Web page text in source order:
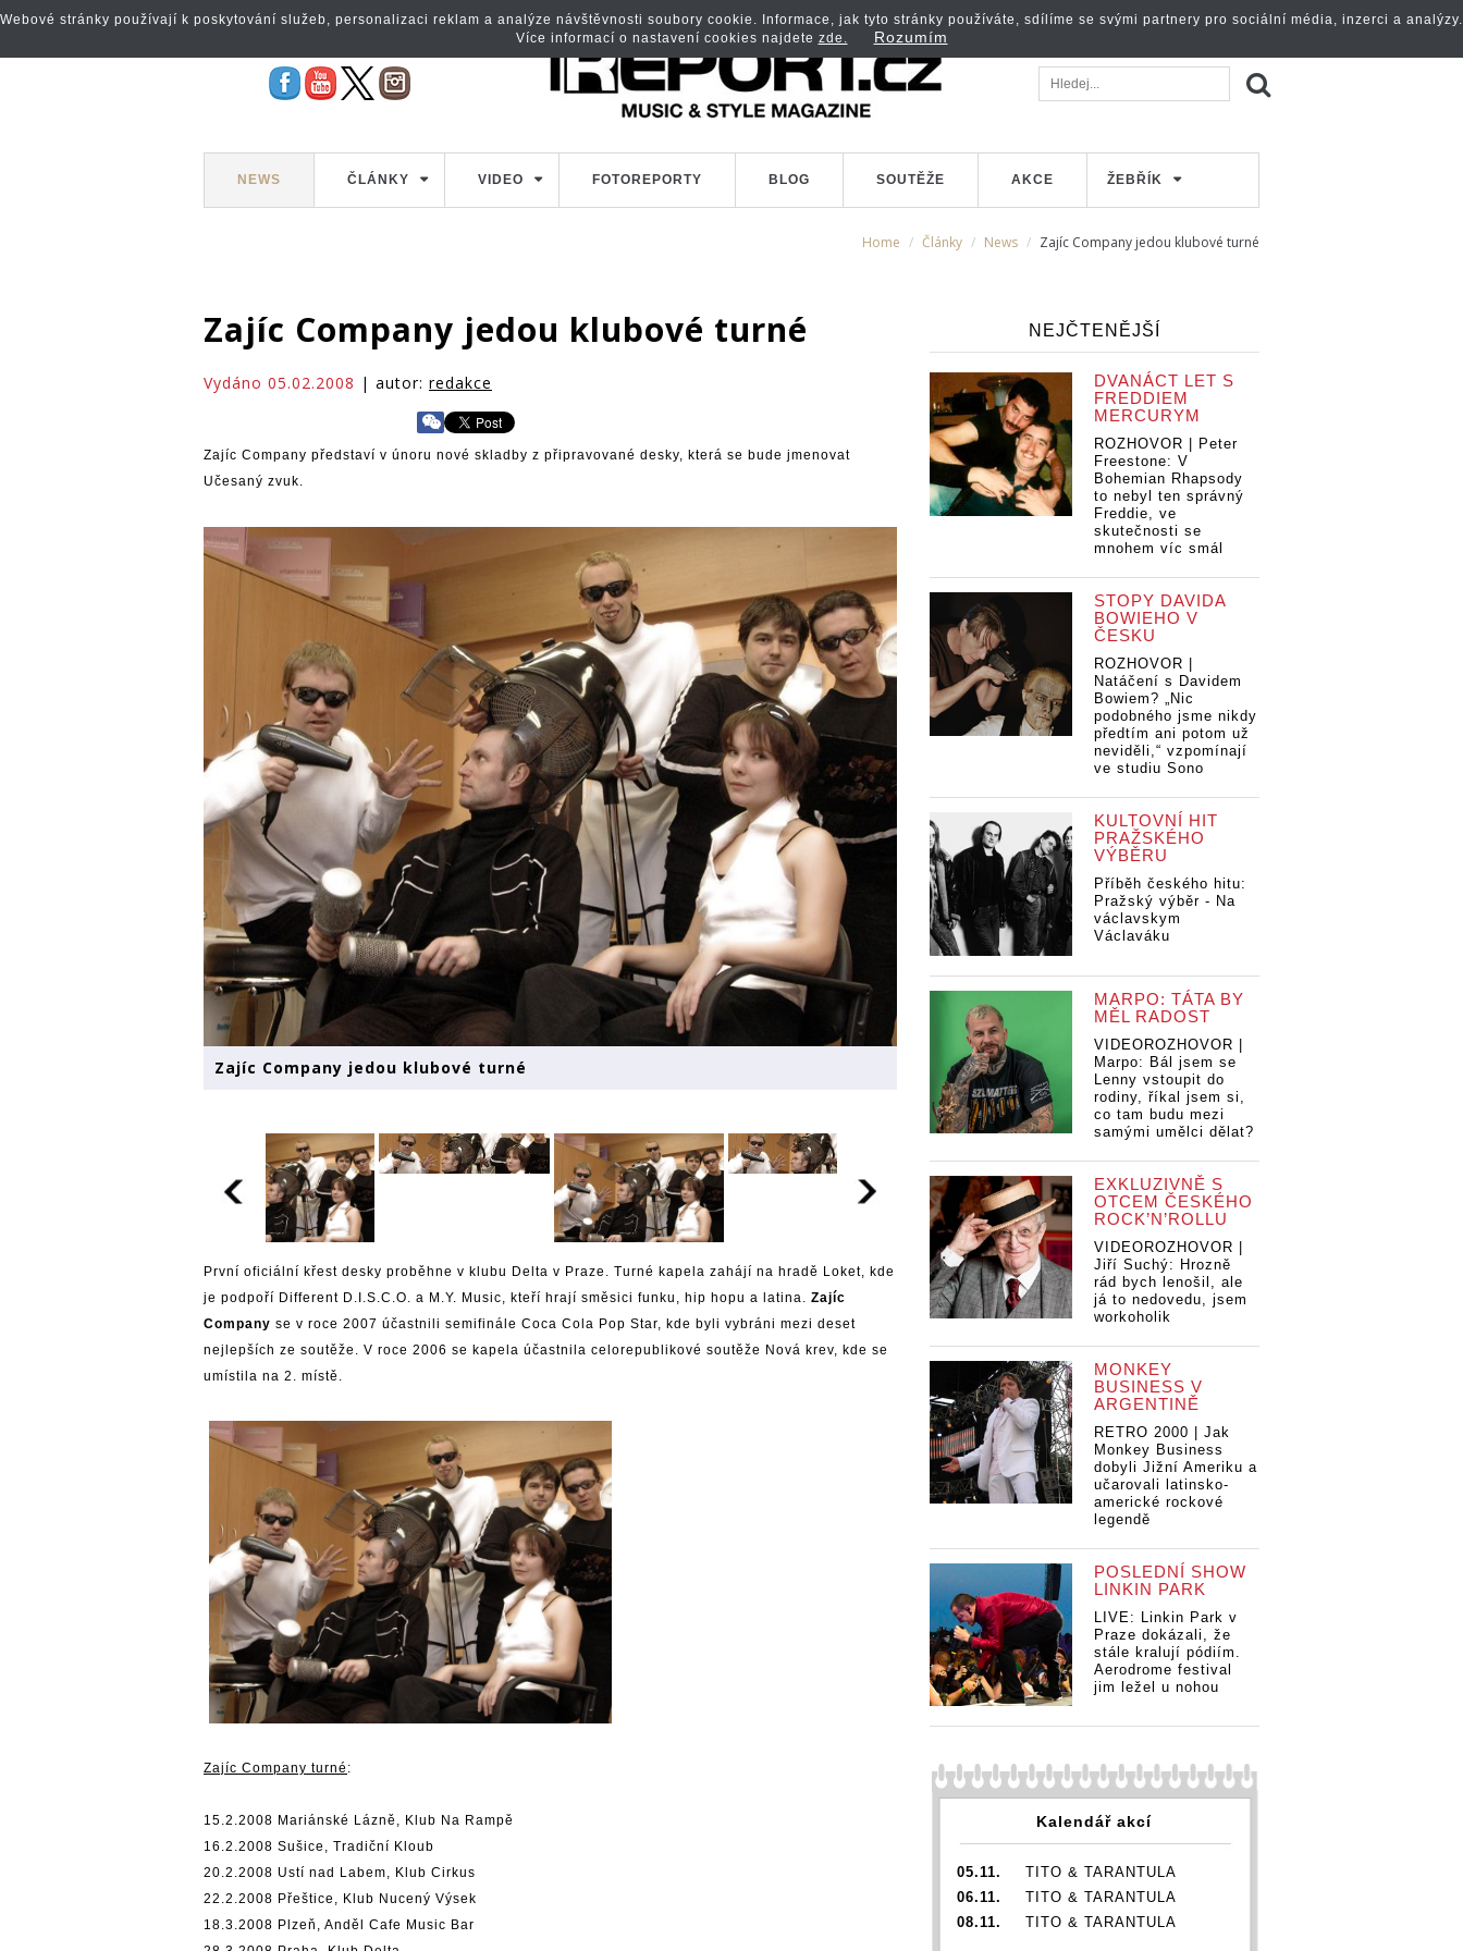
NEWS ČLÁNKY VIDEO FOTOREPORTY BLOG SOUTĚŽE AKCE ŽEBŘÍK
Home Články News Zajíc Company jedou klubové turné
Zajíc Company jedou klubové turné
Vydáno 05.02.2008 | autor: redakce
Zajíc Company představí v únoru nové skladby z připravované desky, která se bude jmenovat
Učesaný zvuk.
Zajíc Company jedou klubové turné
První oficiální křest desky proběhne v klubu Delta v Praze. Turné kapela zahájí na hradě Loket, kde
je podpoří Different D.I.S.C.O. a M.Y. Music, kteří hrají směsici funku, hip hopu a latina. Zajíc
Company se v roce 2007 účastnili semifinále Coca Cola Pop Star, kde byli vybráni mezi deset
nejlepších ze soutěže. V roce 2006 se kapela účastnila celorepublikové soutěže Nová krev, kde se
umístila na 2. místě.
Zajíc Company turné :
15.2.2008 Mariánské Lázně, Klub Na Rampě
16.2.2008 Sušice, Tradiční Kloub
20.2.2008 Ustí nad Labem, Klub Cirkus
22.2.2008 Přeštice, Klub Nucený Výsek
18.3.2008 Plzeň, Anděl Cafe Music Bar
NEJČTENĚJŠÍ
DVANÁCT LET S
FREDDIEM
MERCURYM
ROZHOVOR | Peter
Freestone: V
Bohemian Rhapsody
to nebyl ten správný
Freddie, ve
skutečnosti se
mnohem víc smál
STOPY DAVIDA
BOWIEHO V
ČESKU
ROZHOVOR |
Natáčení s Davidem
Bowiem? „Nic
podobného jsme nikdy
předtím ani potom už
neviděli,“ vzpomínají
ve studiu Sono
KULTOVNÍ HIT
PRAŽSKÉHO
VÝBĚRU
Příběh českého hitu:
Pražský výběr - Na
václavskym
Václaváku
MARPO: TÁTA BY
MĚL RADOST
VIDEOROZHOVOR |
Marpo: Bál jsem se
Lenny vstoupit do
rodiny, říkal jsem si,
co tam budu mezi
samými umělci dělat?
EXKLUZIVNĚ S
OTCEM ČESKÉHO
ROCK’N’ROLLU
VIDEOROZHOVOR |
Jiří Suchý: Hrozně
rád bych lenošil, ale
já to nedovedu, jsem
workoholik
MONKEY
BUSINESS V
ARGENTINĚ
RETRO 2000 | Jak
Monkey Business
dobyli Jižní Ameriku a
učarovali latinsko-
americké rockové
legendě
POSLEDNÍ SHOW
LINKIN PARK
LIVE: Linkin Park v
Praze dokázali, že
stále kralují pódiím.
Aerodrome festival
jim ležel u nohou
Kalendář akcí
05.11.
TITO & TARANTULA
06.11.
TITO & TARANTULA
08.11.
TITO & TARANTULA
Webové stránky používají k poskytování služeb, personalizaci reklam a analýze návštěvnosti soubory cookie. Informace, jak tyto stránky používáte, sdílíme se svými partnery pro sociální média, inzerci a analýzy.
Více informací o nastavení cookies najdete zde. Rozumím